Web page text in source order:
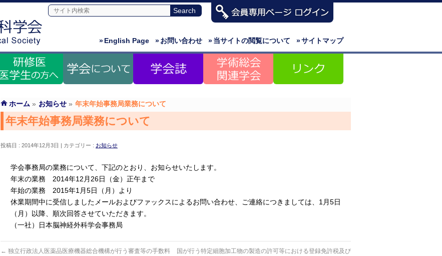
»サイトマップ
»当サイトの閲覧について
»お問い合わせ
»English Page
ホーム » お知らせ » 年末年始事務局業務について
年末年始事務局業務について
投稿日 : 2014年12月3日 カテゴリー : お知らせ
学会事務局の業務について、下記のとおり、お知らせいたします。
年末の業務 2014年12月26日（金）正午まで
年始の業務 2015年1月5日（月）より
休業期間中に受信しましたメールおよびファックスによるお問い合わせ、ご連絡につきましては、1月5日
（月）以降、順次回答させていただきます。
（一社）日本脳神経外科学会事務局
← 独立行政法人医薬品医療機器総合機構が行う審査等の手数料
国が行う特定細胞加工物の製造の許可等における登録免許税及び